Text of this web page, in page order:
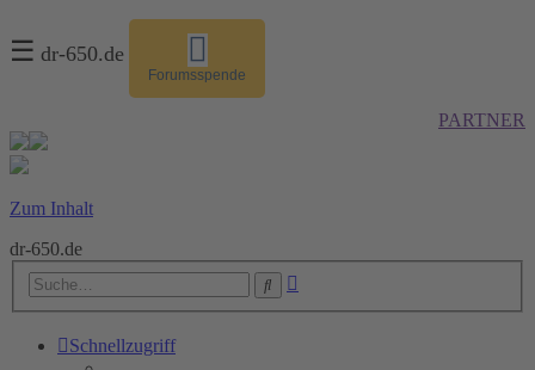
☰ dr-650.de
Forumsspende
PARTNER
Zum Inhalt
dr-650.de
Suche
Schnellzugriff